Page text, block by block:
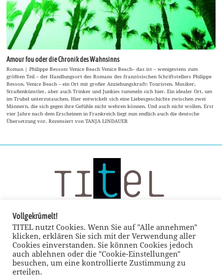
Amour fou oder die Chronik des Wahnsinns
Roman | Philippe Besson: Venice Beach Venice Beach– das ist – wenigestens zum
größten Teil – der Handlungsort des Romans des französischen Schriftstellers Philippe
Besson. Venice Beach – ein Ort mit großer Anziehungskraft: Touristen, Musiker,
Straßenkünstler, aber auch Trinker und Junkies tummeln sich hier. Ein idealer Ort, um
im Trubel unterzutauchen. Hier entwickelt sich eine Liebesgeschichte zwischen zwei
Männern, die sich gegen ihre Gefühle nicht wehren können. Und auch nicht wollen. Erst
vier Jahre nach dem Erscheinen in Frankreich liegt nun endlich auch die deutsche
Übersetzung vor. Rezensiert von TANJA LINDAUER
Vollgekrümelt!
TITEL nutzt Cookies. Wenn Sie auf "Alle annehmen"
klicken, erklären Sie sich mit der Verwendung aller
Cookies einverstanden. Sie können Cookies jedoch
auch ablehnen oder die "Cookie-Einstellungen"
besuchen, um eine kontrollierte Zustimmung zu
erteilen.